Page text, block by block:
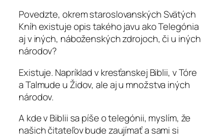
Povedzte, okrem staroslovanských Svätých
Kníh existuje opis takého javu ako Telegónia
aj v iných, náboženských zdrojoch, či u iných
národov?
Existuje. Napríklad v kresťanskej Biblii, v Tóre
a Talmude u Židov, ale aj u množstva iných
národov.
A kde v Biblii sa píše o telegónii, myslím, že
našich čitateľov bude zaujímať a sami si